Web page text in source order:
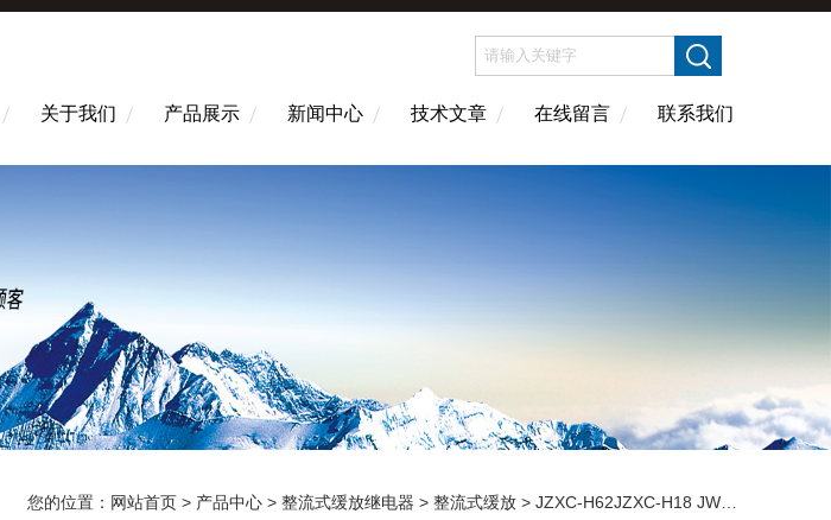
关于我们 产品展示 新闻中心 技术文章 在线留言 联系我们
您的位置： 网站首页 > 产品中心 > 整流式缓放继电器 > 整流式缓放 > JZXC-H62JZXC-H18 JWXC-1000整流缓放继电器 南铁